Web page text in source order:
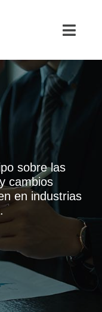
sobre las
cambios
en industrias